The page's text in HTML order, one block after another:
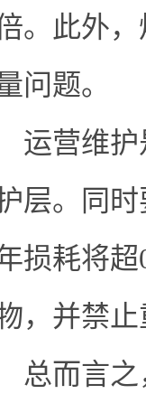
。此外
问题。
运营维护
层。同
损耗将
，并禁
总而言之